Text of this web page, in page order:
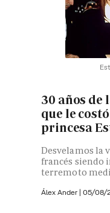
30 años
que le
princesa
Desvelamos la
francés siendo
terremoto
Álex Ander | 05/08/